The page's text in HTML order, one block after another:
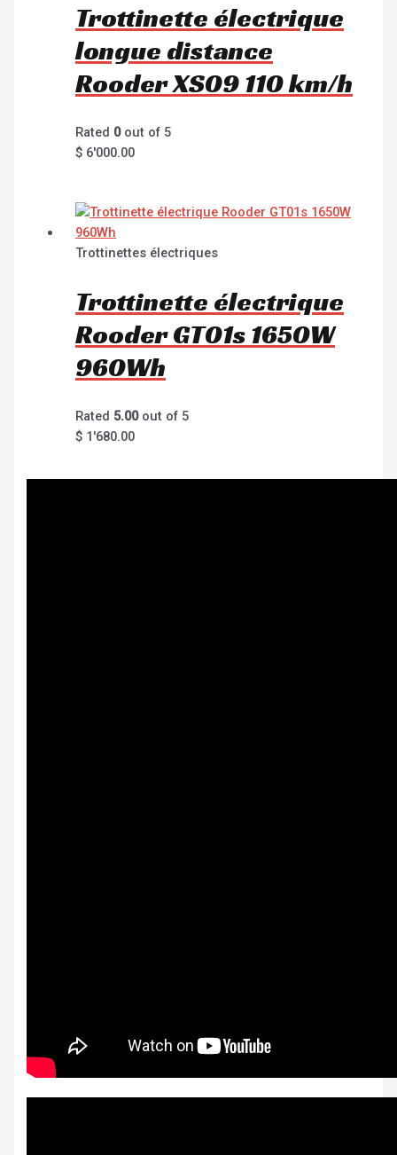
Trottinette électrique
longue distance
Rooder XS09 110 km/h
Rated 0out of 5
$ 6'000.00
Trottinettes électriques
Trottinette électrique
Rooder GT01s 1650W
960Wh
Rated 5.00out of 5
$ 1'680.00